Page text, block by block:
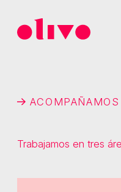
ACOMPAÑAMOS
Trabajamos en tres